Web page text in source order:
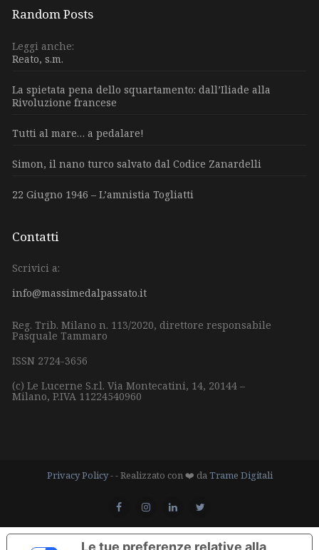
Random Posts
Leggi anche:
Reato, s.m.
La spietata pena dello squartamento: dall’Iliade alla
Rivoluzione francese
Tutti al mare… a pedalare!
Simon, il nano turco salvato dal Codice Zanardelli
22 Giugno 1946 – L’amnistia Togliatti
Contatti
Scrivici a:
info@massimedalpassato.it
Reg. Trib. Milano n. 113/2020, direttore responsabile
Pasquale Tammaro
ISSN 2724-3656
(c) Le Lucerne S.r.l. Via Montecatini, 14, 20144 –
Milano, P.IVA 11224540960
Privacy Policy- - Realizzato con ❤️ daTrame Digitali